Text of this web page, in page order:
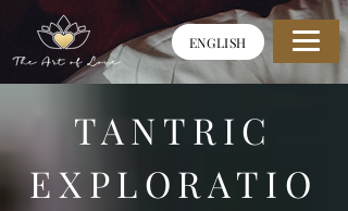
ENGLISH
TANTRIC
EXPLORATIO